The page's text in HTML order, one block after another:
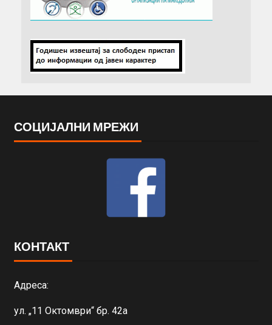
СОЦИЈАЛНИ МРЕЖИ
КОНТАКТ
Адреса:
ул. „11 Октомври“ бр. 42а